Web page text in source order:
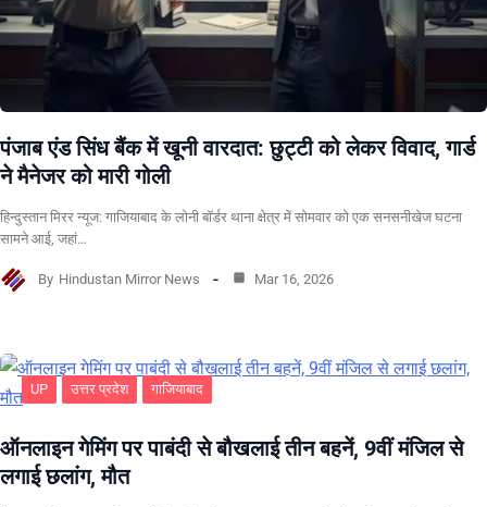
पंजाब एंड सिंध बैंक में खूनी वारदात: छुट्टी को लेकर विवाद, गार्ड
ने मैनेजर को मारी गोली
हिन्दुस्तान मिरर न्यूज: गाजियाबाद के लोनी बॉर्डर थाना क्षेत्र में सोमवार को एक सनसनीखेज घटना
सामने आई, जहां…
By Hindustan Mirror News Mar 16, 2026
UP उत्तर प्रदेश गाजियाबाद
ऑनलाइन गेमिंग पर पाबंदी से बौखलाई तीन बहनें, 9वीं मंजिल से
लगाई छलांग, मौत